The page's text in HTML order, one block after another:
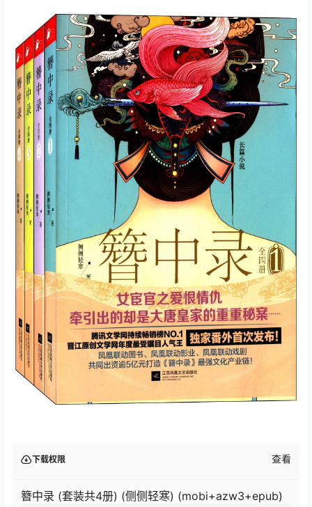
下载权限 查看
簪中录 (套装共4册) (侧侧轻寒) (mobi+azw3+epub)